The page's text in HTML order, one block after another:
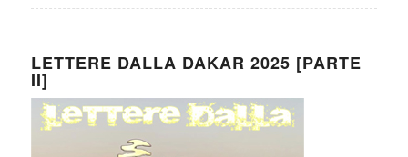
LETTERE DALLA DAKAR 2025 [PARTE
II]